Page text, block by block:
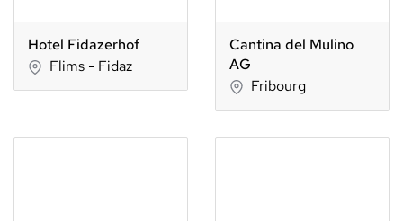
Hotel Fidazerhof
Flims - Fidaz
Cantina del Mulino
AG
Fribourg